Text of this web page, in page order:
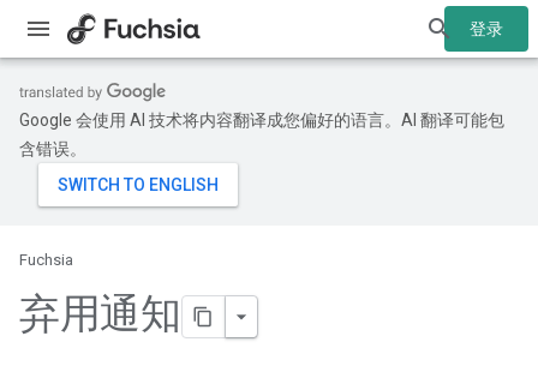
登录
Google 会使用 AI 技术将内容翻译成您偏好的语言。AI 翻译可能包
含错误。
Fuchsia
弃用通知